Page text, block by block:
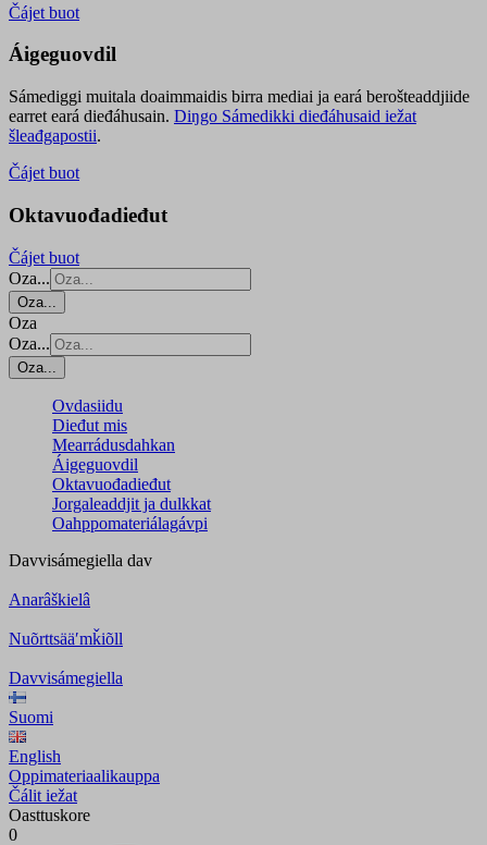
Čájet buot
Áigeguovdil
Sámediggi muitala doaimmaidis birra mediai ja eará berošteaddjiide
earret eará dieđáhusain. Diŋgo Sámedikki dieđáhusaid iežat
šleađgapostii.
Čájet buot
Oktavuođadieđut
Čájet buot
Oza...
Oza...
Oza
Oza...
Oza...
Ovdasiidu
Dieđut mis
Mearrádusdahkan
Áigeguovdil
Oktavuođadieđut
Jorgaleaddjit ja dulkkat
Oahppomateriálagávpi
Davvisámegiella dav
Anarâškielâ
Nuõrttsääʹmǩiõll
Davvisámegiella
Suomi
English
Oppimateriaalikauppa
Čálit iežat
Oasttuskore
0